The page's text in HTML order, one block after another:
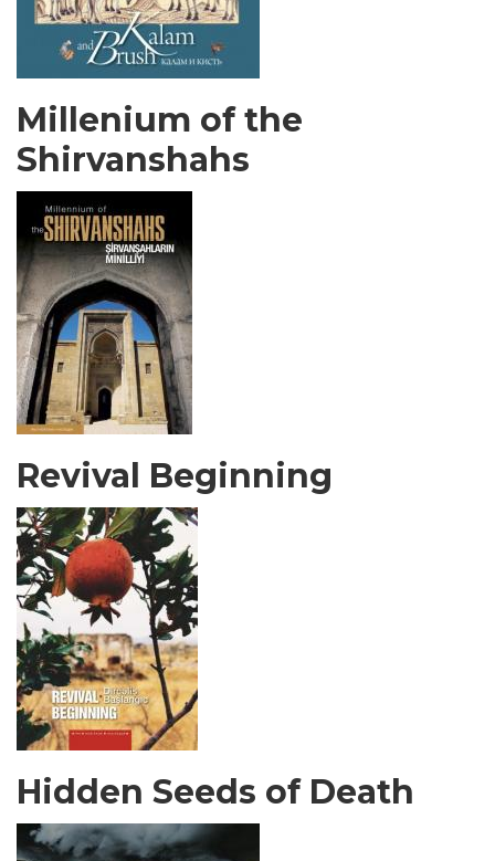
Millenium of the
Shirvanshahs
Revival Beginning
Hidden Seeds of Death